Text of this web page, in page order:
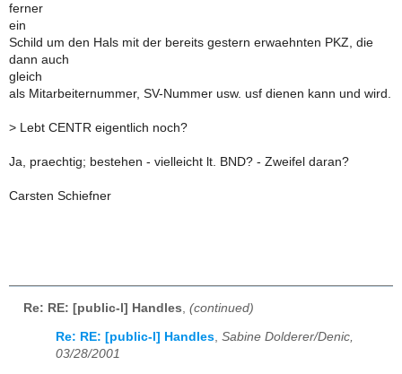
ferner
ein
Schild um den Hals mit der bereits gestern erwaehnten PKZ, die
dann auch
gleich
als Mitarbeiternummer, SV-Nummer usw. usf dienen kann und wird.
> Lebt CENTR eigentlich noch?
Ja, praechtig; bestehen - vielleicht lt. BND? - Zweifel daran?
Carsten Schiefner
Re: RE: [public-l] Handles (continued)
Re: RE: [public-l] Handles, Sabine Dolderer/Denic,
03/28/2001